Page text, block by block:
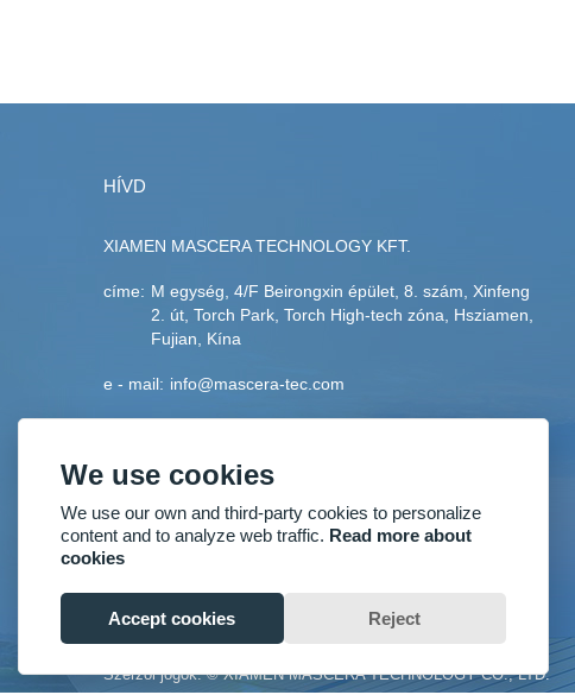
HÍVD
XIAMEN MASCERA TECHNOLOGY KFT.
címe: M egység, 4/F Beirongxin épület, 8. szám, Xinfeng
2. út, Torch Park, Torch High-tech zóna, Hsziamen,
Fujian, Kína
e - mail: info@mascera-tec.com
fax: +86-592-5530093
mobil: +86-13860446139
Szerzői jogok: © XIAMEN MASCERA TECHNOLOGY CO., LTD.
We use cookies
We use our own and third-party cookies to personalize
content and to analyze web traffic. Read more about
cookies
Accept cookies Reject